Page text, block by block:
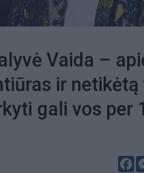
Vaida –
ir netikėtą
gali vos per